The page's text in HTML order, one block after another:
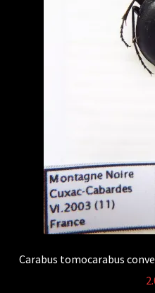
Carabus tomocarabus